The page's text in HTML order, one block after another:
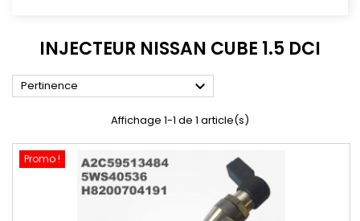
INJECTEUR NISSAN CUBE 1.5 DCI
Pertinence 
Affichage 1-1 de 1 article(s)
Promo !